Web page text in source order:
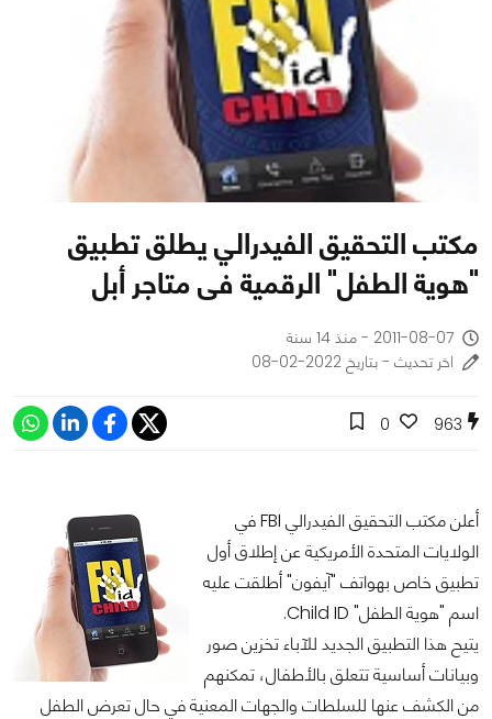
مكتب التحقيق الفيدرالي يطلق تطبيق
"هوية الطفل" الرقمية فى متاجر أبل
2011-08-07 - منذ 14 سنة
اخر تحديث - بتاريخ 2022-02-08
963
0
أعلن مكتب التحقيق الفيدرالي FBI في
الولايات المتحدة الأمريكية عن إطلاق أول
تطبيق خاص بهواتف "آيفون" أطلقت عليه
اسم "هوية الطفل" Child ID.
يتيح هذا التطبيق الجديد للآباء تخزين صور
وبيانات أساسية تتعلق بالأطفال، تمكنهم
من الكشف عنها للسلطات والجهات المعنية في حال تعرض الطفل